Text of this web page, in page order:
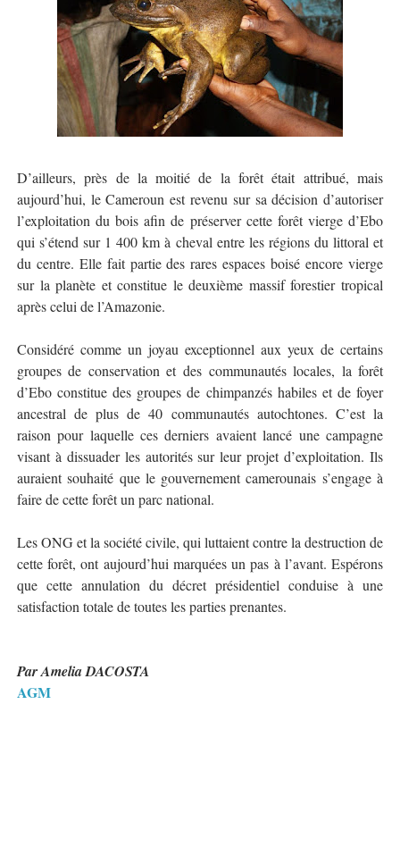
D’ailleurs, près de la moitié de la forêt était attribué, mais
aujourd’hui, le Cameroun est revenu sur sa décision d’autoriser
l’exploitation du bois afin de préserver cette forêt vierge d’Ebo
qui s’étend sur 1 400 km à cheval entre les régions du littoral et
du centre. Elle fait partie des rares espaces boisé encore vierge
sur la planète et constitue le deuxième massif forestier tropical
après celui de l’Amazonie.
Considéré comme un joyau exceptionnel aux yeux de certains
groupes de conservation et des communautés locales, la forêt
d’Ebo constitue des groupes de chimpanzés habiles et de foyer
ancestral de plus de 40 communautés autochtones. C’est la
raison pour laquelle ces derniers avaient lancé une campagne
visant à dissuader les autorités sur leur projet d’exploitation. Ils
auraient souhaité que le gouvernement camerounais s’engage à
faire de cette forêt un parc national.
Les ONG et la société civile, qui luttaient contre la destruction de
cette forêt, ont aujourd’hui marquées un pas à l’avant. Espérons
que cette annulation du décret présidentiel conduise à une
satisfaction totale de toutes les parties prenantes.
Par Amelia DACOSTA
AGM